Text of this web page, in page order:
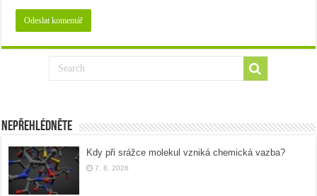
Nepřehlédněte
Kdy při srážce molekul vzniká chemická vazba?
7. 8. 2026